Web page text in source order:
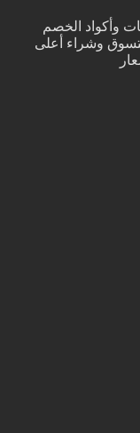
وأكواد الخصم
وشراء أعلى